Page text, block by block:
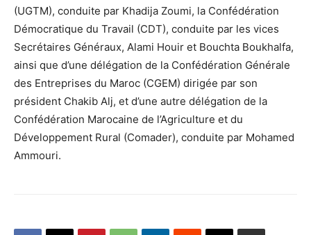
(UGTM), conduite par Khadija Zoumi, la Confédération
Démocratique du Travail (CDT), conduite par les vices
Secrétaires Généraux, Alami Houir et Bouchta Boukhalfa,
ainsi que d’une délégation de la Confédération Générale
des Entreprises du Maroc (CGEM) dirigée par son
président Chakib Alj, et d’une autre délégation de la
Confédération Marocaine de l’Agriculture et du
Développement Rural (Comader), conduite par Mohamed
Ammouri.